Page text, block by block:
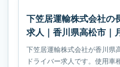
下笠居運輸株式会社の
求人｜香川県高松市｜
下笠居運輸株式会社が香川県
ドライバー求人です。使用車